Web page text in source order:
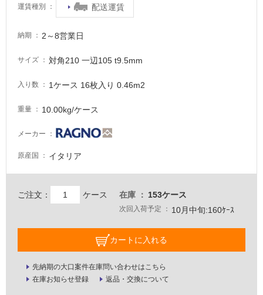
運賃種別 配送運賃
納期 2～8営業日
サイズ 対角210 一辺105 t9.5mm
入り数 1ケース 16枚入り 0.46m2
重量 10.00kg/ケース
メーカー
原産国 イタリア
ご注文： ケース 在庫 153ケース
次回入荷予定 10月中旬:160ｹｰｽ
カートに入れる
先納期の大口案件在庫問い合わせはこちら
在庫お知らせ登録
返品・交換について
が
要
適
て
な
内
屋